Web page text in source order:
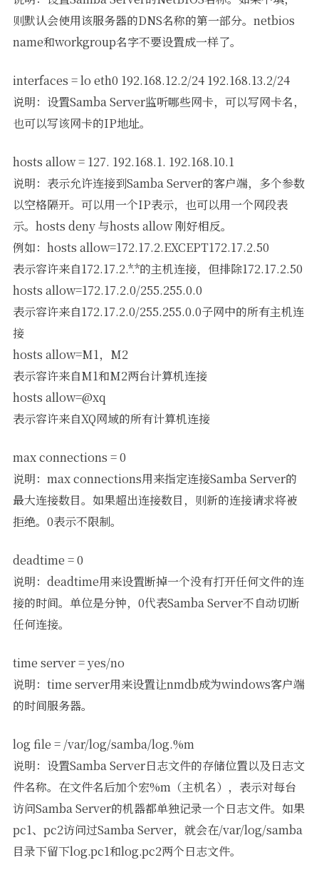
则默认会使用该服务器的DNS名称的第一部分。netbios
name和workgroup名字不要设置成一样了。
interfaces = lo eth0 192.168.12.2/24 192.168.13.2/24
说明：设置Samba Server监听哪些网卡，可以写网卡名，
也可以写该网卡的IP地址。
hosts allow = 127. 192.168.1. 192.168.10.1
说明：表示允许连接到Samba Server的客户端，多个参数
以空格隔开。可以用一个IP表示，也可以用一个网段表
示。hosts deny 与hosts allow 刚好相反。
例如：hosts allow=172.17.2.EXCEPT172.17.2.50
表示容许来自172.17.2.*.*的主机连接，但排除172.17.2.50
hosts allow=172.17.2.0/255.255.0.0
表示容许来自172.17.2.0/255.255.0.0子网中的所有主机连
接
hosts allow=M1，M2
表示容许来自M1和M2两台计算机连接
hosts allow=@xq
表示容许来自XQ网域的所有计算机连接
max connections = 0
说明：max connections用来指定连接Samba Server的
最大连接数目。如果超出连接数目，则新的连接请求将被
拒绝。0表示不限制。
deadtime = 0
说明：deadtime用来设置断掉一个没有打开任何文件的连
接的时间。单位是分钟，0代表Samba Server不自动切断
任何连接。
time server = yes/no
说明：time server用来设置让nmdb成为windows客户端
的时间服务器。
log file = /var/log/samba/log.%m
说明：设置Samba Server日志文件的存储位置以及日志文
件名称。在文件名后加个宏%m（主机名），表示对每台
访问Samba Server的机器都单独记录一个日志文件。如果
pc1、pc2访问过Samba Server，就会在/var/log/samba
目录下留下log.pc1和log.pc2两个日志文件。